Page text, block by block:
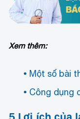
Xem thêm:
Một số bài
Công dụng